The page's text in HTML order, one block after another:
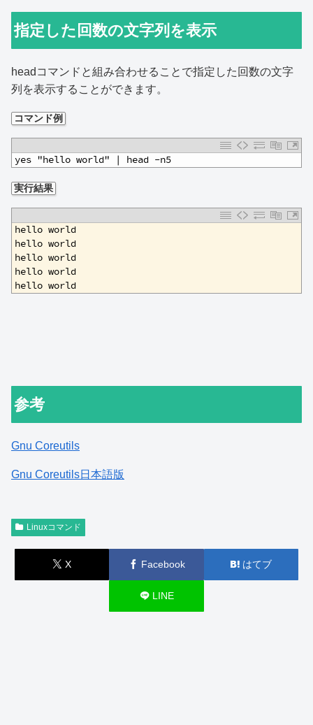
指定した回数の文字列を表示
headコマンドと組み合わせることで指定した回数の文字
列を表示することができます。
コマンド例
yes "hello world" | head -n5
実行結果
hello world
hello world
hello world
hello world
hello world
参考
Gnu Coreutils
Gnu Coreutils日本語版
Linuxコマンド
X Facebook はてブ
LINE